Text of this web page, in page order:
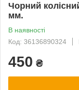
Чорний
мм.
В наявності
Код: 36136890324
450 ₴